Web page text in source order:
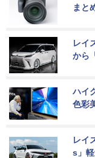
まと
レイ
から
ハイ
色彩
レイ
s」